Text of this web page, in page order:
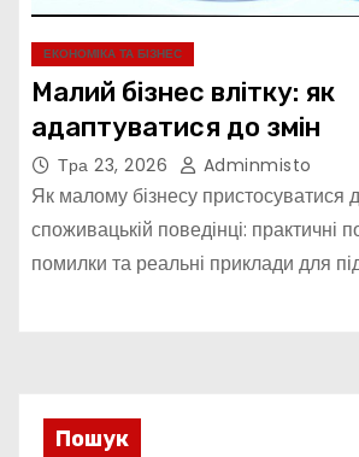
ЕКОНОМІКА ТА БІЗНЕС
Малий бізнес влітку: як
адаптуватися до змін
Тра 23, 2026 Adminmisto
Як малому бізнесу пристосуватися
споживацькій поведінці: практичні
помилки та реальні приклади для
Пошук